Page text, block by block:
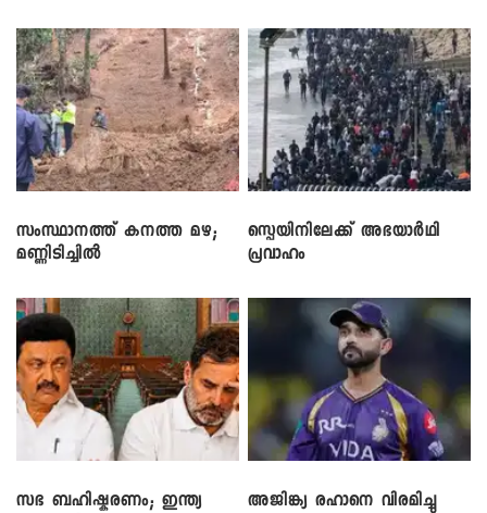
സംസ്ഥാനത്ത് കനത്ത മഴ;
മണ്ണിടിച്ചിൽ
സ്പെയിനിലേക്ക് അഭയാർഥി
പ്രവാഹം
സഭ ബഹിഷ്കരണം; ഇന്ത്യ
അജിങ്ക്യ രഹാനെ വിരമിച്ചു